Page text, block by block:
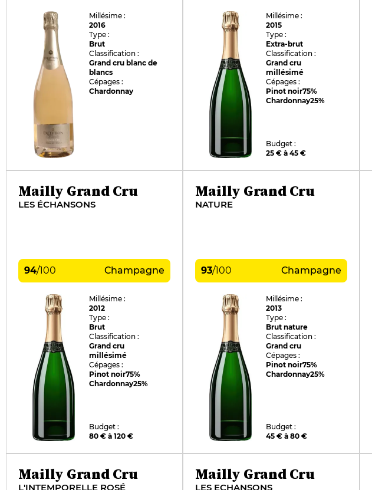
Millésime :
2016
Type :
Brut
Classification :
Grand cru blanc de
blancs
Cépages :
Chardonnay
Millésime :
2015
Type :
Extra-brut
Classification :
Grand cru
millésimé
Cépages :
Pinot noir75%
Chardonnay25%
Budget :
25 € à 45 €
Mailly Grand Cru
LES ÉCHANSONS
94/100 Champagne
Millésime :
2012
Type :
Brut
Classification :
Grand cru
millésimé
Cépages :
Pinot noir75%
Chardonnay25%
Budget :
80 € à 120 €
Mailly Grand Cru
NATURE
93/100 Champagne
Millésime :
2013
Type :
Brut nature
Classification :
Grand cru
Cépages :
Pinot noir75%
Chardonnay25%
Budget :
45 € à 80 €
Mailly Grand Cru
L'INTEMPORELLE ROSÉ
Mailly Grand Cru
LES ECHANSONS